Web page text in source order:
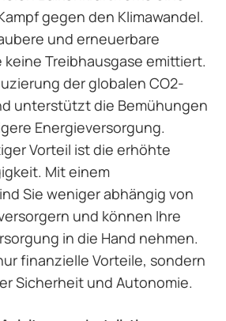
gegen den Klimawandel.
und erneuerbare
keine Treibhausgase emittiert.
der globalen CO2-
unterstützt die Bemühungen
Energieversorgung.
Vorteil ist die erhöhte
Mit einem
Sie weniger abhängig von
und können Ihre
in die Hand nehmen.
finanzielle Vorteile, sondern
Sicherheit und Autonomie.